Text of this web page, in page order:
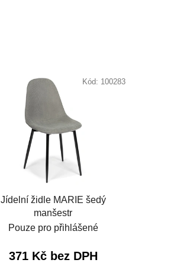
Jídelní židle MARIE šedý
manšestr
Pouze pro přihlášené
371 Kč bez DPH
Kód: 100283